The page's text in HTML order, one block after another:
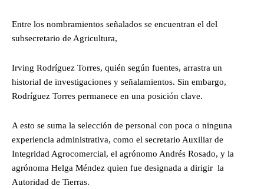
Entre los nombramientos señalados se encuentran el del
subsecretario de Agricultura,
Irving Rodríguez Torres, quién según fuentes, arrastra un
historial de investigaciones y señalamientos. Sin embargo,
Rodríguez Torres permanece en una posición clave.
A esto se suma la selección de personal con poca o ninguna
experiencia administrativa, como el secretario Auxiliar de
Integridad Agrocomercial, el agrónomo Andrés Rosado, y la
agrónoma Helga Méndez quien fue designada a dirigir la
Autoridad de Tierras.